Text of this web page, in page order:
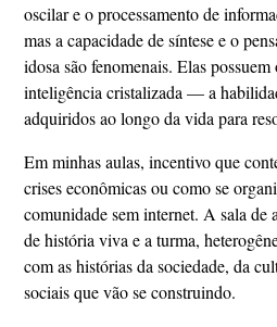
oscilar e o processamento de
mas a capacidade de síntese e o
idosa são fenomenais. Elas
inteligência cristalizada — a
adquiridos ao longo da vida para
Em minhas aulas, incentivo que
crises econômicas ou como se
comunidade sem internet. A sala de
de história viva e a turma,
com as histórias da sociedade, da
sociais que vão se construindo.